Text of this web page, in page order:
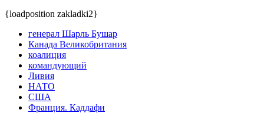
{loadposition zakladki2}
генерал Шарль Бушар
Канада Великобритания
коалиция
командующий
Ливия
НАТО
США
Франция. Каддафи